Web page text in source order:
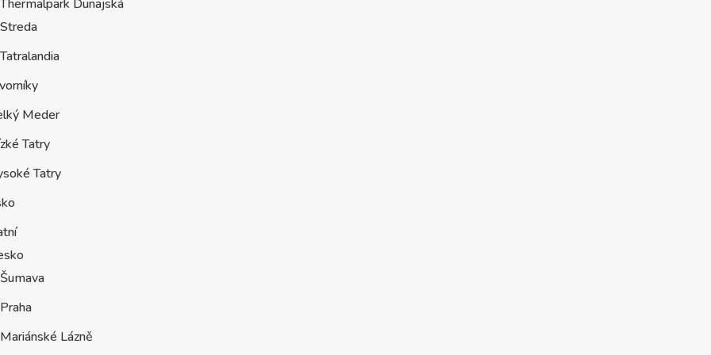
Thermalpark Dunajská
Streda
Tatralandia
Meder
Tatry
Tatry
Šumava
Praha
Mariánské Lázně